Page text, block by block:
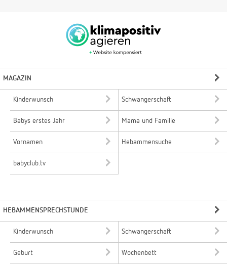
MAGAZIN
Kinderwunsch Schwangerschaft
Babys erstes Jahr Mama und Familie
Vornamen Hebammensuche
babyclub.tv
HEBAMMENSPRECHSTUNDE
Kinderwunsch Schwangerschaft
Geburt Wochenbett